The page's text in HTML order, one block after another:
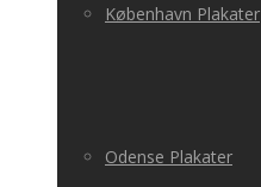
København Plakater
Odense Plakater